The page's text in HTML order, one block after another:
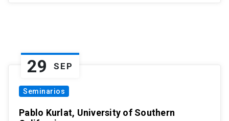
29 SEP
Seminarios
Pablo Kurlat, University of Southern